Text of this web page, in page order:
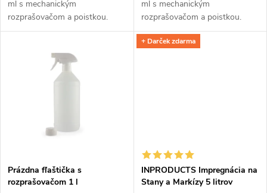
u
u
k
ml s mechanickým
rozprašovačom a poistkou.
Ideálna na pravidelnú aplikáciu
alebo na všestranné využitie.
ml s mechanickým
rozprašovačom a poistkou.
Ideálna na pravidelnú aplikáciu
našich impregnácií z 5 l balenia
Prázdna fľaštička s
rozprašovačom 1 l
+ Darček zdarma
INPRODUCTS Impregnácia na
Stany a Markízy 5 litrov